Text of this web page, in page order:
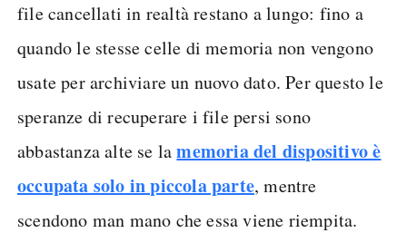
file cancellati in realtà restano a lungo: fino a
quando le stesse celle di memoria non vengono
usate per archiviare un nuovo dato. Per questo le
speranze di recuperare i file persi sono
abbastanza alte se lamemoria del dispositivo è
occupata solo in piccola parte, mentre
scendono man mano che essa viene riempita.